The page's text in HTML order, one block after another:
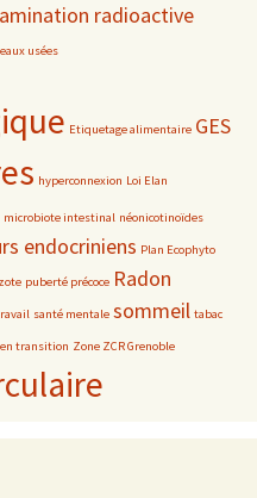
radioactive
eaux usées
Etiquetage alimentaire GES
hyperconnexion Loi Elan
microbiote intestinal néonicotinoïdes
endocriniens Plan Ecophyto
puberté précoce Radon
santé mentale sommeil tabac
transition Zone ZCR Grenoble